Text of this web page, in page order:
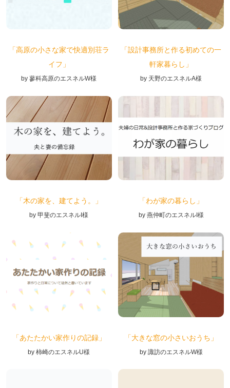
「高原の小さな家で快適別荘ラ
イフ」
by 蓼科高原のエスネルW様
「設計事務所と作る初めての一
軒家暮らし」
by 天野のエスネルA様
「木の家を、建てよう。」
by 甲斐のエスネルI様
「わが家の暮らし」
by 燕仲町のエスネルI様
「あたたかい家作りの記録」
by 柿崎のエスネルU様
「大きな窓の小さいおうち」
by 諏訪のエスネルW様